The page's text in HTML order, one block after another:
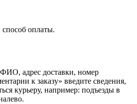
оплаты.
адрес доставки, номер
к заказу» введите сведения,
курьеру, например: подъезды в